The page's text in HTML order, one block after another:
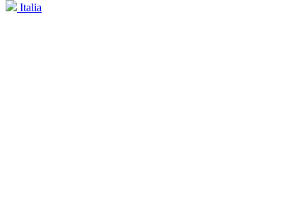
Italia